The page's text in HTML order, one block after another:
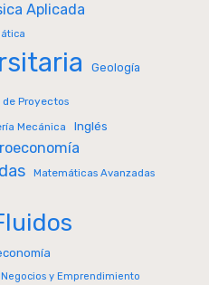
Aplicada
Geología
de Proyectos
Mecánica
Inglés
Matemáticas Avanzadas
Negocios y Emprendimiento